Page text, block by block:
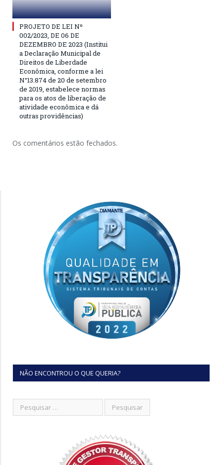
PROJETO DE LEI Nº
002/2023, DE 06 DE
DEZEMBRO DE 2023 (Institui
a Declaração Municipal de
Direitos de Liberdade
Econômica, conforme a lei
N°13.874 de 20 de setembro
de 2019, estabelece normas
para os atos de liberação de
atividade econômica e dá
outras providências)
Os comentários estão fechados.
NÃO ENCONTROU O QUE QUERIA?